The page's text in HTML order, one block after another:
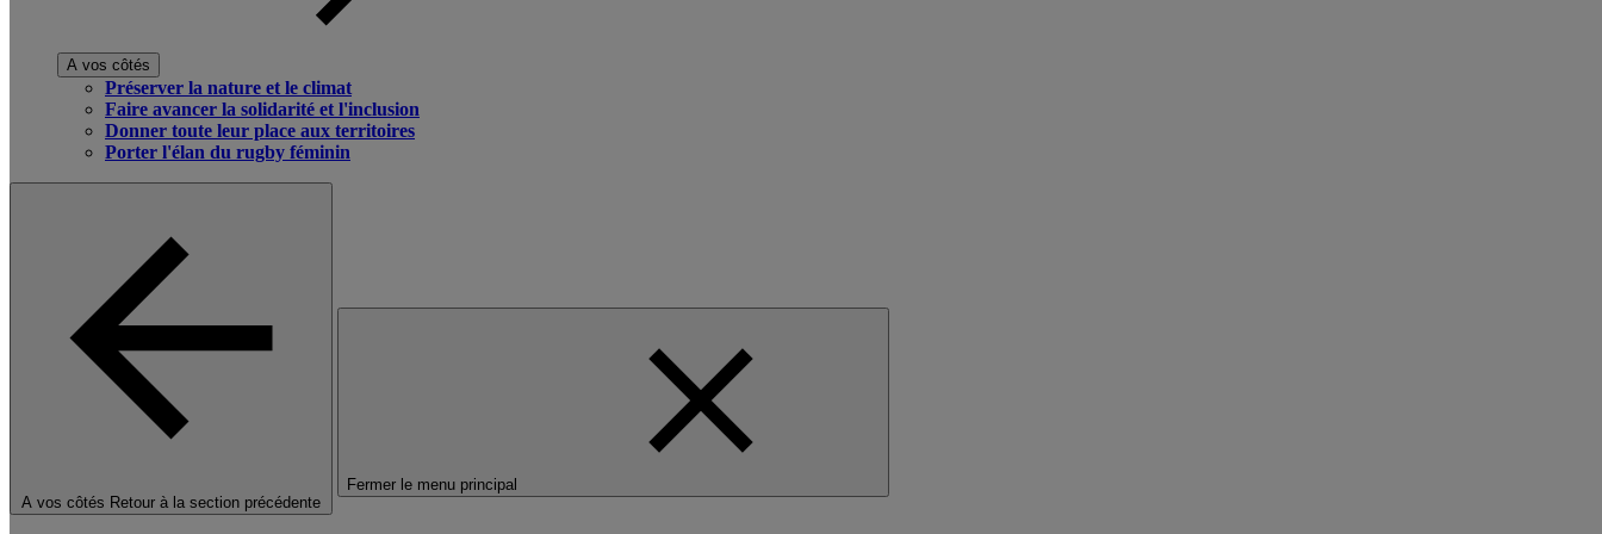
A vos côtés
Préserver la nature et le climat
Faire avancer la solidarité et l'inclusion
Donner toute leur place aux territoires
Porter l'élan du rugby féminin
A vos côtés Retour à la section précédente
Fermer le menu principal